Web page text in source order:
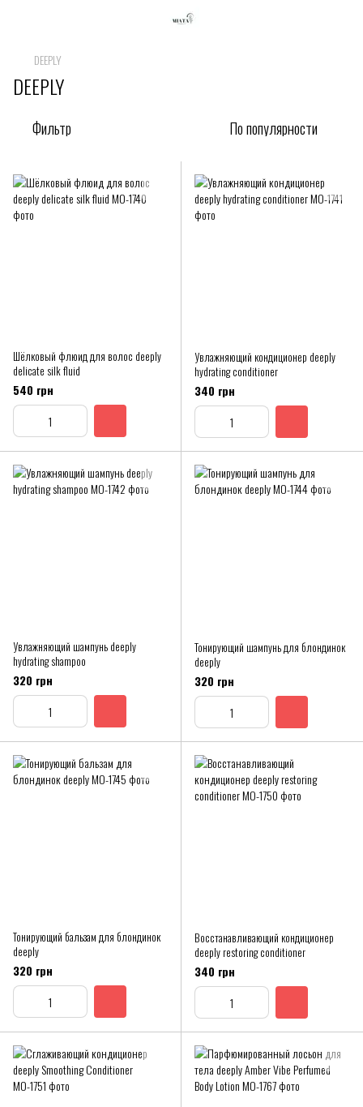
DEEPLY
DEEPLY
Фильтр По популярности
Шёлковый флюид для волос deeply
delicate silk fluid
540 грн
Увлажняющий кондиционер deeply
hydrating conditioner
340 грн
Увлажняющий шампунь deeply
hydrating shampoo
320 грн
Тонирующий шампунь для блондинок
deeply
320 грн
Тонирующий бальзам для блондинок
deeply
320 грн
Восстанавливающий кондиционер
deeply restoring conditioner
340 грн